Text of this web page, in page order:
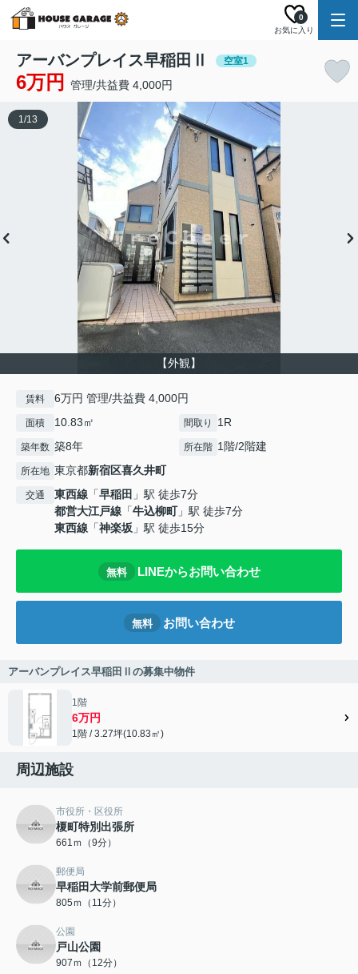
お気に入り
0
アーバンプレイス早稲田Ⅱ 空室1
6万円 管理/共益費 4,000円
【外観】
1/13
賃料 6万円 管理/共益費 4,000円
面積 10.83㎡ 間取り 1R
築年数 築8年 所在階 1階/2階建
所在地 東京都新宿区喜久井町
交通 東西線 「早稲田 」駅 徒歩7分
都営大江戸線 「牛込柳町」駅 徒歩7分
東西線 「神楽坂 」駅 徒歩15分
無料 LINEからお問い合わせ
無料 お問い合わせ
アーバンプレイス早稲田Ⅱの募集中物件
1階
6万円
1階 / 3.27坪(10.83㎡)
周辺施設
市役所・区役所
榎町特別出張所
661ｍ（9分）
郵便局
早稲田大学前郵便局
805ｍ（11分）
公園
戸山公園
907ｍ（12分）